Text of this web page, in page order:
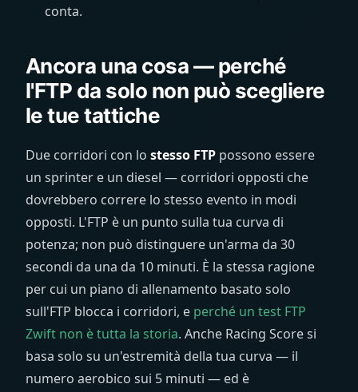
conta.
Ancora una cosa — perché
l'FTP da solo non può scegliere
le tue tattiche
Due corridori con lo stesso FTP possono essere
un sprinter e un diesel — corridori opposti che
dovrebbero correre lo stesso evento in modi
opposti. L'FTP è un punto sulla tua curva di
potenza; non può distinguere un'arma da 30
secondi da una da 10 minuti. È la stessa ragione
per cui un piano di allenamento basato solo
sull'FTP blocca i corridori, e perché un test FTP
Zwift non è tutta la storia. Anche Racing Score si
basa solo su un'estremità della tua curva — il
numero aerobico sui 5 minuti — ed è